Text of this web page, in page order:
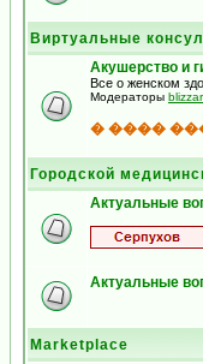
Виртуальные
Акушерство и
Все о женском
Модераторы
� ����
Городской
Актуальные
Актуальные
Marketplace